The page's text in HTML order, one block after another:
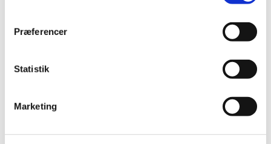
Præferencer
Statistik
Marketing
februar (3)
2023 (49)
2021 (23)
2019 (35)